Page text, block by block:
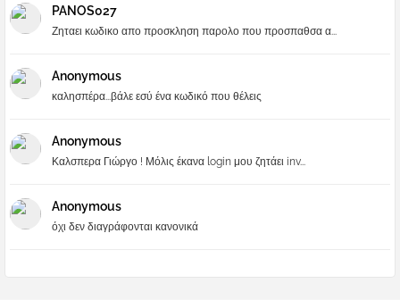
PANOS027
Ζηταει κωδικο απο προσκληση παρολο που προσπαθσα α...
Anonymous
καλησπέρα...βάλε εσύ ένα κωδικό που θέλεις
Anonymous
Καλσπερα Γιώργο ! Μόλις έκανα login μου ζητάει inv...
Anonymous
όχι δεν διαγράφονται κανονικά